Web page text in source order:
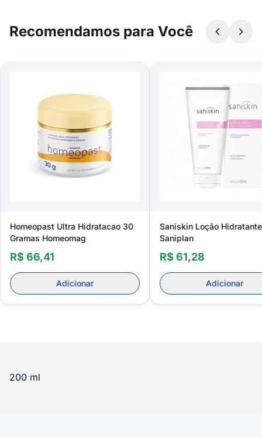
Recomendamos para Você
Homeopast Ultra Hidratacao 30
Gramas Homeomag
R$ 66,41
Adicionar
Saniskin Loção
Saniplan
R$ 61,28
Adicionar
200 ml